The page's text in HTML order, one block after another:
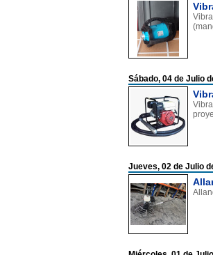
Sábado, 04 de Julio
Jueves, 02 de Julio